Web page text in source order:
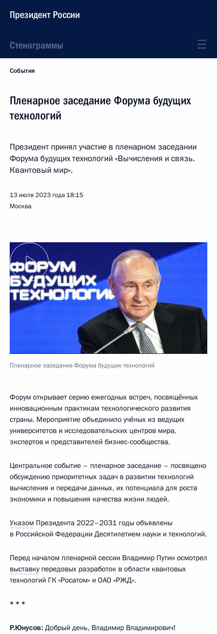
Президент России
Стенограммы
События
Пленарное заседание Форума будущих
технологий
Президент принял участие в пленарном заседании
Форума будущих технологий «Вычисления и связь.
Квантовый мир».
13 июля 2023 года 18:15
Москва
Пленарное заседание Форума будущих технологий
Форум открывает серию ежегодных встреч, посвящённых
инновационным практикам технологического развития
страны. Мероприятие объединило учёных из ведущих
университетов и исследовательских центров мира,
экспертов и представителей бизнес-сообщества.
Центральное событие – пленарное заседание – посвящено
обсуждению приоритетных задач в развитии технологий
вычисления и передачи данных, их потенциала для роста
экономики и повышения качества жизни людей.
Указом Президента 2022–2031 годы объявлены
в Российской Федерации Десятилетием науки и технологий.
Перед началом пленарной сессии Владимир Путин осмотрел
выставкупередовых разработок в области квантовых
технологий ГК «Росатом» и ОАО «РЖД».
* * *
Р.Юнусов: Добрый день, Владимир Владимирович!